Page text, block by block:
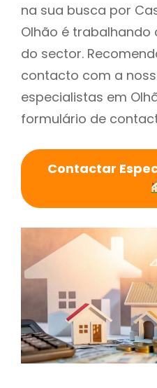
na sua busca por
Olhão é
do sector.
contacto com a
especialistas em
formulário de
Contactar